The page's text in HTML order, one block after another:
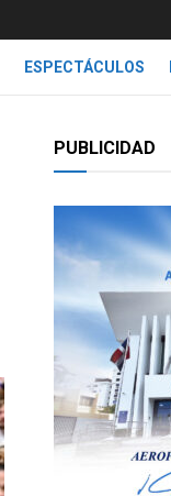
ESPECTÁCULOS
PUBLICIDAD